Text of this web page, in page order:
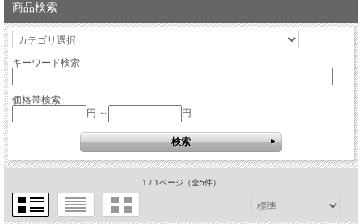
商品検索
キーワード検索
価格帯検索
円 ～
円
1 / 1ページ （全5件）